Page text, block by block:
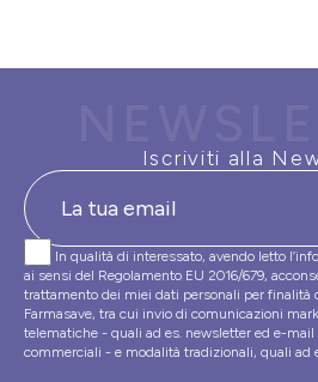
Iscriviti alla
In qualità di interessato, avendo letto
ai sensi del Regolamento EU 2016/679,
trattamento dei miei dati personali per finalità
Farmasave, tra cui invio di comunicazioni
telematiche - quali ad es. newsletter ed e-
commerciali - e modalità tradizionali, quali ad